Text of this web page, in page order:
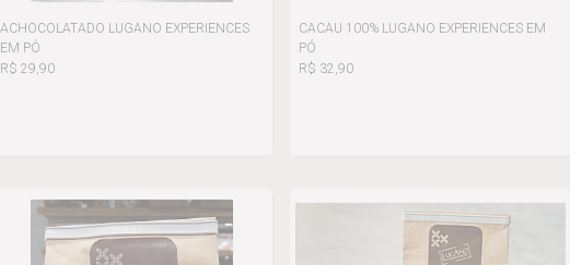
ACHOCOLATADO LUGANO EXPERIENCES
EM PÓ
R$ 29,90
CACAU 100% LUGANO EXPERIENCES EM
PÓ
R$ 32,90